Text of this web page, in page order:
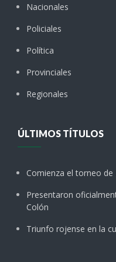
Nacionales
Policiales
Política
Provinciales
Regionales
ÚLTIMOS TÍTULOS
Comienza el torneo
Presentaron
Colón
Triunfo rojense en la